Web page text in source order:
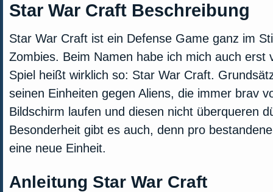
Star War Craft Beschreibung
Star War Craft ist ein Defense Game ganz im
Zombies. Beim Namen habe ich mich auch erst
Spiel heißt wirklich so: Star War Craft.
seinen Einheiten gegen Aliens, die immer brav
Bildschirm laufen und diesen nicht überqueren
Besonderheit gibt es auch, denn pro
eine neue Einheit.
Anleitung Star War Craft